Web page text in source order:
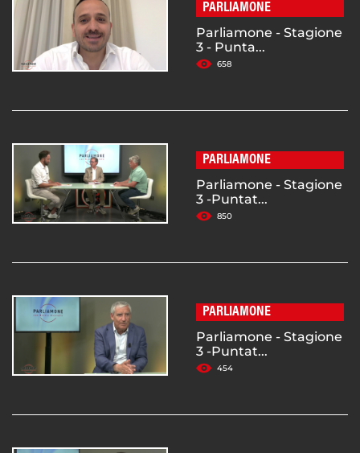
PARLIAMONE
Parliamone - Stagione
3 - Punta...
658
PARLIAMONE
Parliamone - Stagione
3 -Puntat...
850
PARLIAMONE
Parliamone - Stagione
3 -Puntat...
454